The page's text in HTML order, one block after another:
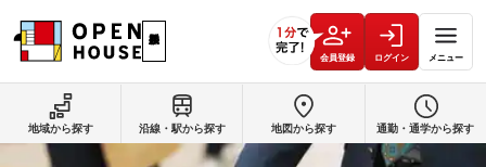
会員登録 ログイン メニュー
地域から探す 沿線・駅から探す 地図から探す 通勤・通学から探す